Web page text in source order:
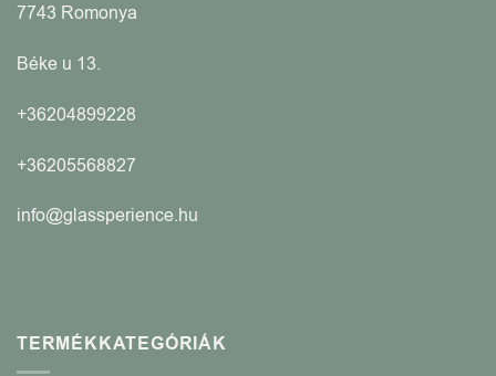
7743 Romonya
Béke u 13.
+36204899228
+36205568827
info@glassperience.hu
TERMÉKKATEGÓRIÁK